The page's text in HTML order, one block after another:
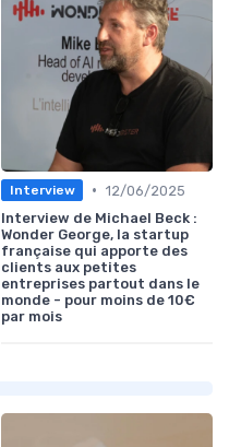
Interview • 12/06/2025
Interview de Michael Beck :
Wonder George, la startup
française qui apporte des
clients aux petites
entreprises partout dans le
monde - pour moins de 10€
par mois